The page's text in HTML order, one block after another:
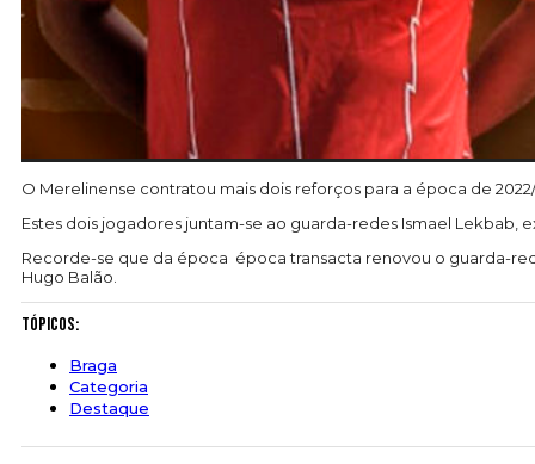
O Merelinense contratou mais dois reforços para a época de
Estes dois jogadores juntam-se ao guarda-redes Ismael Lekbab,
Recorde-se que da época época transacta renovou o guarda-
Hugo Balão.
Tópicos:
Braga
Categoria
Destaque